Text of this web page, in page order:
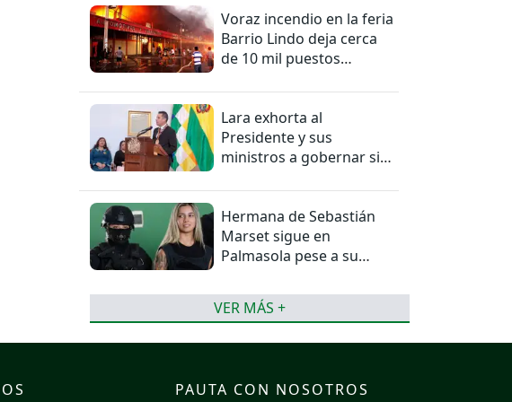
Voraz incendio en la feria
Barrio Lindo deja cerca
de 10 mil puestos
Lara exhorta al
Presidente y sus
ministros a gobernar sin
Hermana de Sebastián
Marset sigue en
Palmasola pese a su
VER MÁS +
PAUTA CON NOSOTROS